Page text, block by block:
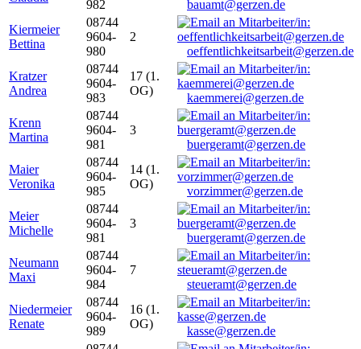
982
bauamt@gerzen.de
Kiermeier
Bettina
08744
9604-
980
2
oeffentlichkeitsarbeit@gerzen.de
Kratzer
Andrea
08744
9604-
983
17 (1.
OG)
kaemmerei@gerzen.de
Krenn
Martina
08744
9604-
981
3
buergeramt@gerzen.de
Maier
Veronika
08744
9604-
985
14 (1.
OG)
vorzimmer@gerzen.de
Meier
Michelle
08744
9604-
981
3
buergeramt@gerzen.de
Neumann
Maxi
08744
9604-
984
7
steueramt@gerzen.de
Niedermeier
Renate
08744
9604-
989
16 (1.
OG)
kasse@gerzen.de